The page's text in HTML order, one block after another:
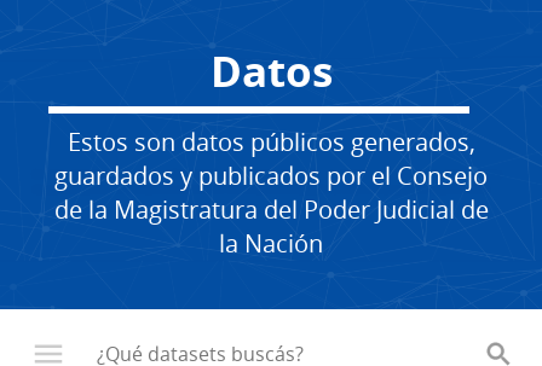
Datos
Estos son datos públicos generados,
guardados y publicados por el Consejo
de la Magistratura del Poder Judicial de
la Nación